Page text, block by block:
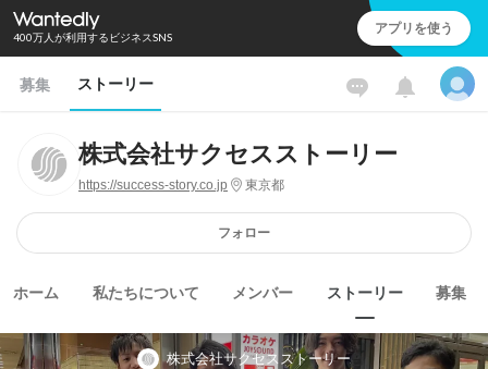
400万人が利用するビジネスSNS アプリを使う
募集 ストーリー
株式会社サクセスストーリー
https://success-story.co.jp 東京都
フォロー
ホーム 私たちについて メンバー ストーリー 募集
株式会社サクセスストーリー